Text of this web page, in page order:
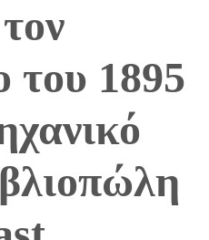
του 1895